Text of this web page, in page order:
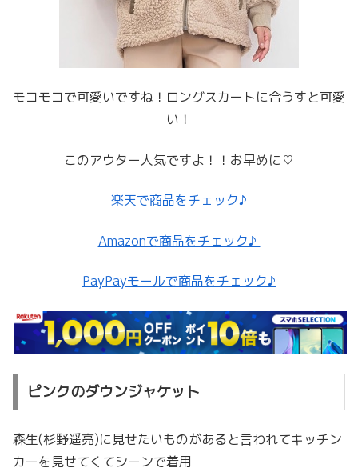
モコモコで可愛いですね！ロングスカートに合うすと可愛
い！
このアウター人気ですよ！！お早めに♡
楽天で商品をチェック♪
Amazonで商品をチェック♪
PayPayモールで商品をチェック♪
ピンクのダウンジャケット
森生(杉野遥亮)に見せたいものがあると言われてキッチン
カーを見せてくてシーンで着用